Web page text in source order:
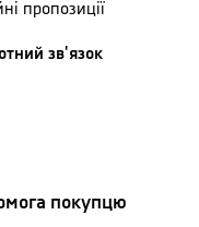
пропозиції
зв'язок
покупцю